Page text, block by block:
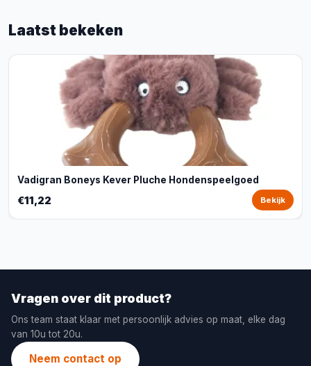
Laatst bekeken
Vadigran Boneys Kever Pluche Hondenspeelgoed
€11,22 Bekijk
Vragen over dit product?
Ons team staat klaar met persoonlijk advies op maat, elke dag
van 10u tot 20u.
Neem contact op